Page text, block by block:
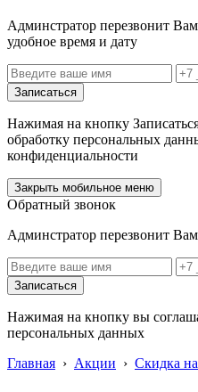
Админстратор перезвонит
удобное время и дату
Записаться
Нажимая на кнопку
обработку персональных
конфиденциальности
Закрыть мобильное меню
Обратный звонок
Админстратор перезвонит
Записаться
Нажимая на кнопку вы
персональных данных
Главная › Акции › Скидка